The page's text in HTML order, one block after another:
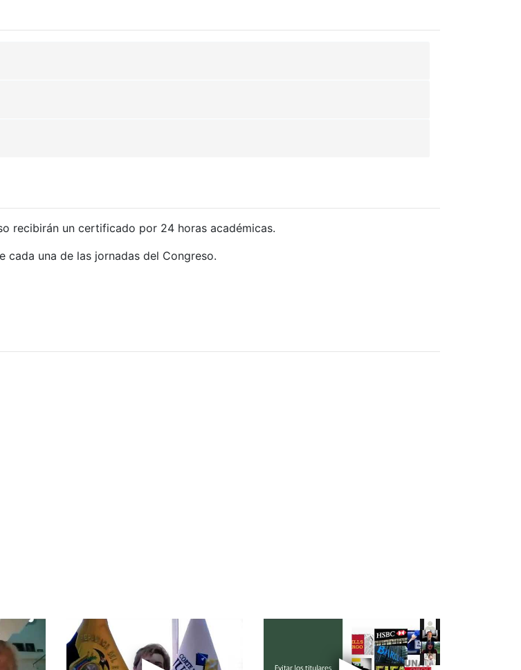
recibirán un certificado por 24 horas académicas.
una de las jornadas del Congreso.